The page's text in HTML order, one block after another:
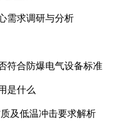
需求调研与分析
符合防爆电气设备标准
是什么
及低温冲击要求解析